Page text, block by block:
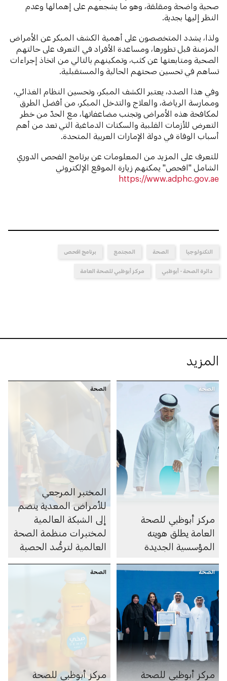
صحية واضحة ومقلقة، وهو ما يشجعهم على إهمالها وعدم
النظر إليها بجدية.
ولذا، يشدد المتخصصون على أهمية الكشف المبكر عن الأمراض
المزمنة قبل تطورها، ومساعدة الأفراد في التعرف على حالتهم
الصحية ومتابعتها عن كثب، وتمكينهم بالتالي من اتخاذ إجراءات
تساهم في تحسين صحتهم الحالية والمستقبلية.
وفي هذا الصدد، يعتبر الكشف المبكر، وتحسين النظام الغذائي،
وممارسة الرياضة، والعلاج والتدخل المبكر، من أفضل الطرق
لمكافحة هذه الأمراض وتجنب مضاعفاتها، مع الحدّ من خطر
التعرض للأزمات القلبية والسكتات الدماغية التي تعد من أهم
أسباب الوفاة في دولة الإمارات العربية المتحدة.
للتعرف على المزيد من المعلومات عن برنامج الفحص الدوري
الشامل "افحص" يمكنهم زيارة الموقع الإلكتروني
https://www.adphc.gov.ae
التكنولوجيا الصحة المجتمع برنامج افحص
دائرة الصحة - أبوظبي مركز أبوظبي للصحة العامة
المزيد
الصحة
مركز أبوظبي للصحة
العامة يطلق هويته
المؤسسية الجديدة
الصحة
المختبر المرجعي
للأمراض المعدية ينضم
إلى الشبكة العالمية
لمختبرات منظمة الصحة
العالمية لترصُّد الحصبة
الصحة
مركز أبوظبي للصحة
الصحة
مركز أبوظبي للصحة